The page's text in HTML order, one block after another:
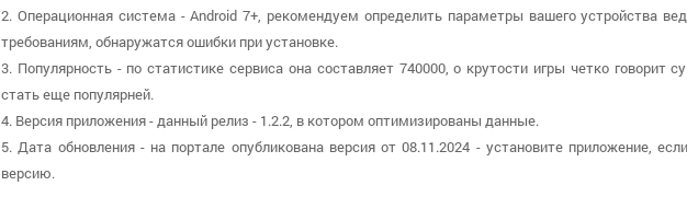
2. Операционная система - Android 7+, рекомендуем определить параметры вашего устройства
требованиям, обнаружатся ошибки при установке.
3. Популярность - по статистике сервиса она составляет 740000, о крутости игры четко говорит
стать еще популярней.
4. Версия приложения - данный релиз - 1.2.2, в котором оптимизированы данные.
5. Дата обновления - на портале опубликована версия от 08.11.2024 - установите приложение,
версию.